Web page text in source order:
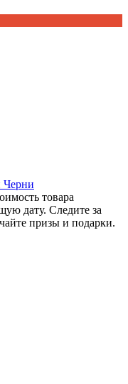
товара
дату. Следите за
призы и подарки.